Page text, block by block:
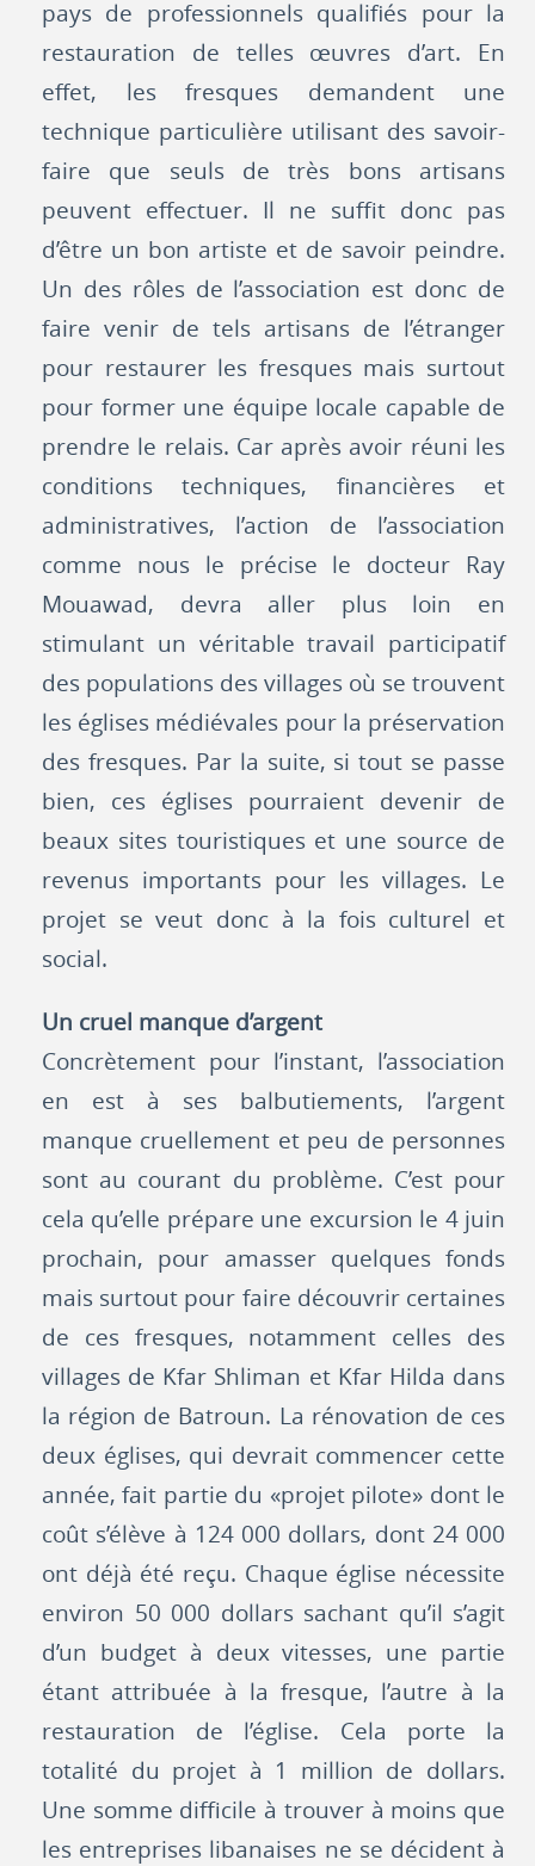
pays de professionnels qualifiés pour la
restauration de telles œuvres d’art. En
effet, les fresques demandent une
technique particulière utilisant des savoir-
faire que seuls de très bons artisans
peuvent effectuer. Il ne suffit donc pas
d’être un bon artiste et de savoir peindre.
Un des rôles de l’association est donc de
faire venir de tels artisans de l’étranger
pour restaurer les fresques mais surtout
pour former une équipe locale capable de
prendre le relais. Car après avoir réuni les
conditions techniques, financières et
administratives, l’action de l’association
comme nous le précise le docteur Ray
Mouawad, devra aller plus loin en
stimulant un véritable travail participatif
des populations des villages où se trouvent
les églises médiévales pour la préservation
des fresques. Par la suite, si tout se passe
bien, ces églises pourraient devenir de
beaux sites touristiques et une source de
revenus importants pour les villages. Le
projet se veut donc à la fois culturel et
social.
Un cruel manque d’argent
Concrètement pour l’instant, l’association
en est à ses balbutiements, l’argent
manque cruellement et peu de personnes
sont au courant du problème. C’est pour
cela qu’elle prépare une excursion le 4 juin
prochain, pour amasser quelques fonds
mais surtout pour faire découvrir certaines
de ces fresques, notamment celles des
villages de Kfar Shliman et Kfar Hilda dans
la région de Batroun. La rénovation de ces
deux églises, qui devrait commencer cette
année, fait partie du «projet pilote» dont le
coût s’élève à 124 000 dollars, dont 24 000
ont déjà été reçu. Chaque église nécessite
environ 50 000 dollars sachant qu’il s’agit
d’un budget à deux vitesses, une partie
étant attribuée à la fresque, l’autre à la
restauration de l’église. Cela porte la
totalité du projet à 1 million de dollars.
Une somme difficile à trouver à moins que
les entreprises libanaises ne se décident à